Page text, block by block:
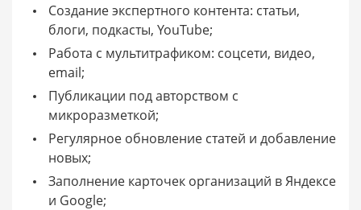
Создание экспертного контента: статьи,
блоги, подкасты, YouTube;
Работа с мультитрафиком: соцсети, видео,
email;
Публикации под авторством с
микроразметкой;
Регулярное обновление статей и добавление
новых;
Заполнение карточек организаций в Яндексе
и Google;